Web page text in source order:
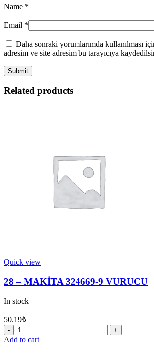
Name *
Email *
Daha sonraki yorumlarımda kullanılması
adresim ve site adresim bu tarayıcıya
Related products
Quick view
28 – MAKİTA 324669-9 VURUCU
In stock
50.19₺
28
-
Add to cart